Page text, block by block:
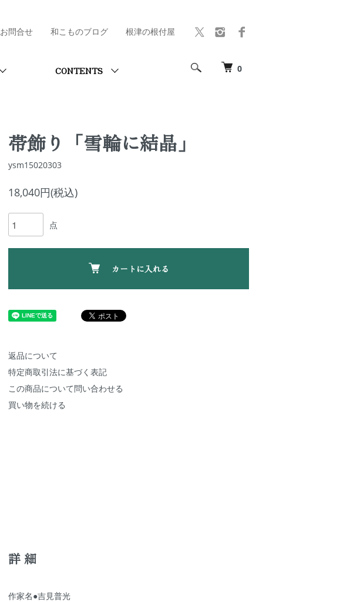
0
CONTENTS
お問合せ 和こものブログ 根津の根付屋
帯飾り「雪輪に結晶」
ysm15020303
18,040円(税込)
点
カートに入れる
返品について
特定商取引法に基づく表記
この商品について問い合わせる
買い物を続ける
詳細
作家名●吉見普光